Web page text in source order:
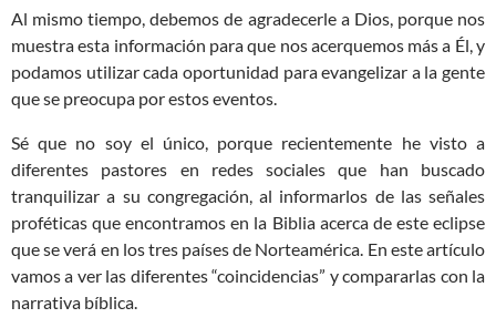
Al mismo tiempo, debemos de agradecerle a Dios, porque nos
muestra esta información para que nos acerquemos más a Él, y
podamos utilizar cada oportunidad para evangelizar a la gente
que se preocupa por estos eventos.
Sé que no soy el único, porque recientemente he visto a
diferentes pastores en redes sociales que han buscado
tranquilizar a su congregación, al informarlos de las señales
proféticas que encontramos en la Biblia acerca de este eclipse
que se verá en los tres países de Norteamérica. En este artículo
vamos a ver las diferentes “coincidencias” y compararlas con la
narrativa bíblica.